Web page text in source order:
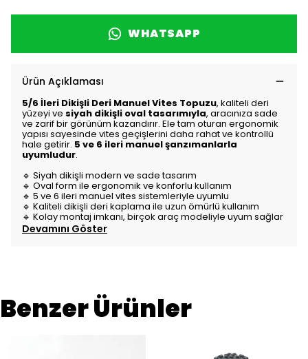
WHATSAPP
Ürün Açıklaması
5/6 İleri Dikişli Deri Manuel Vites Topuzu, kaliteli deri
yüzeyi ve siyah dikişli oval tasarımıyla, aracınıza sade
ve zarif bir görünüm kazandırır. Ele tam oturan ergonomik
yapısı sayesinde vites geçişlerini daha rahat ve kontrollü
hale getirir. 5 ve 6 ileri manuel şanzımanlarla
uyumludur.
🔹 Siyah dikişli modern ve sade tasarım
🔹 Oval form ile ergonomik ve konforlu kullanım
🔹 5 ve 6 ileri manuel vites sistemleriyle uyumlu
🔹 Kaliteli dikişli deri kaplama ile uzun ömürlü kullanım
🔹 Kolay montaj imkanı, birçok araç modeliyle uyum sağlar
Devamını Göster
Benzer Ürünler